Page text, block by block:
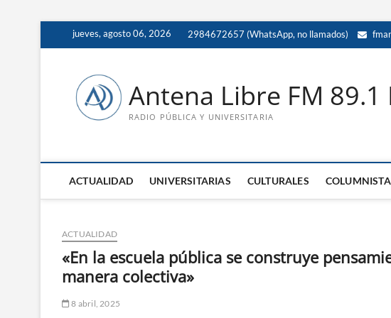
jueves, agosto 06, 2026 2984672657 (WhatsApp, no llamados)
Antena Libre FM 89.1
RADIO PÚBLICA Y UNIVERSITARIA
ACTUALIDAD UNIVERSITARIAS CULTURALES
ACTUALIDAD
«En la escuela pública se construye
manera colectiva»
8 abril, 2025